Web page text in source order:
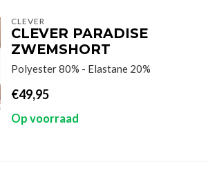
CLEVER
CLEVER PARADISE
ZWEMSHORT
Polyester 80% - Elastane 20%
€49,95
Op voorraad